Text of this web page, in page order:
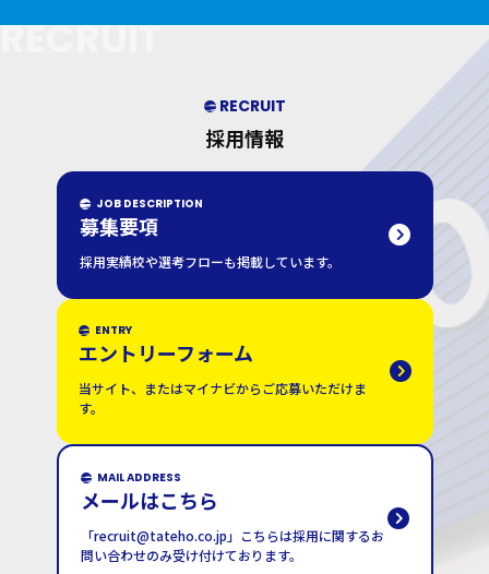
RECRUIT
RECRUIT
採用情報
JOB DESCRIPTION
募集要項
採用実績校や選考フローも掲載しています。
ENTRY
エントリーフォーム
当サイト、またはマイナビからご応募いただけま
す。
MAIL ADDRESS
メールはこちら
「recruit@tateho.co.jp」こちらは採用に関するお
問い合わせのみ受け付けております。